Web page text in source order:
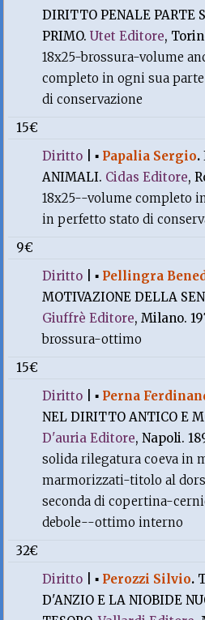
DIRITTO PENALE PARTE
PRIMO.Utet Editore,
18x25-brossura-volume
completo in ogni sua
di conservazione
15€
Diritto |▪ Papalia Sergio.
ANIMALI. Cidas Editore,
18x25--volume completo
in perfetto stato di
9€
Diritto |▪ Pellingra
MOTIVAZIONE DELLA
Giuffrè Editore, Milano.
brossura-ottimo
15€
Diritto |▪ Perna
NEL DIRITTO ANTICO E
D'auria Editore, Napoli.
solida rilegatura coeva in
marmorizzati-titolo al
seconda di copertina-
debole--ottimo interno
32€
Diritto |▪ Perozzi Silvio.
D'ANZIO E LA NIOBIDE